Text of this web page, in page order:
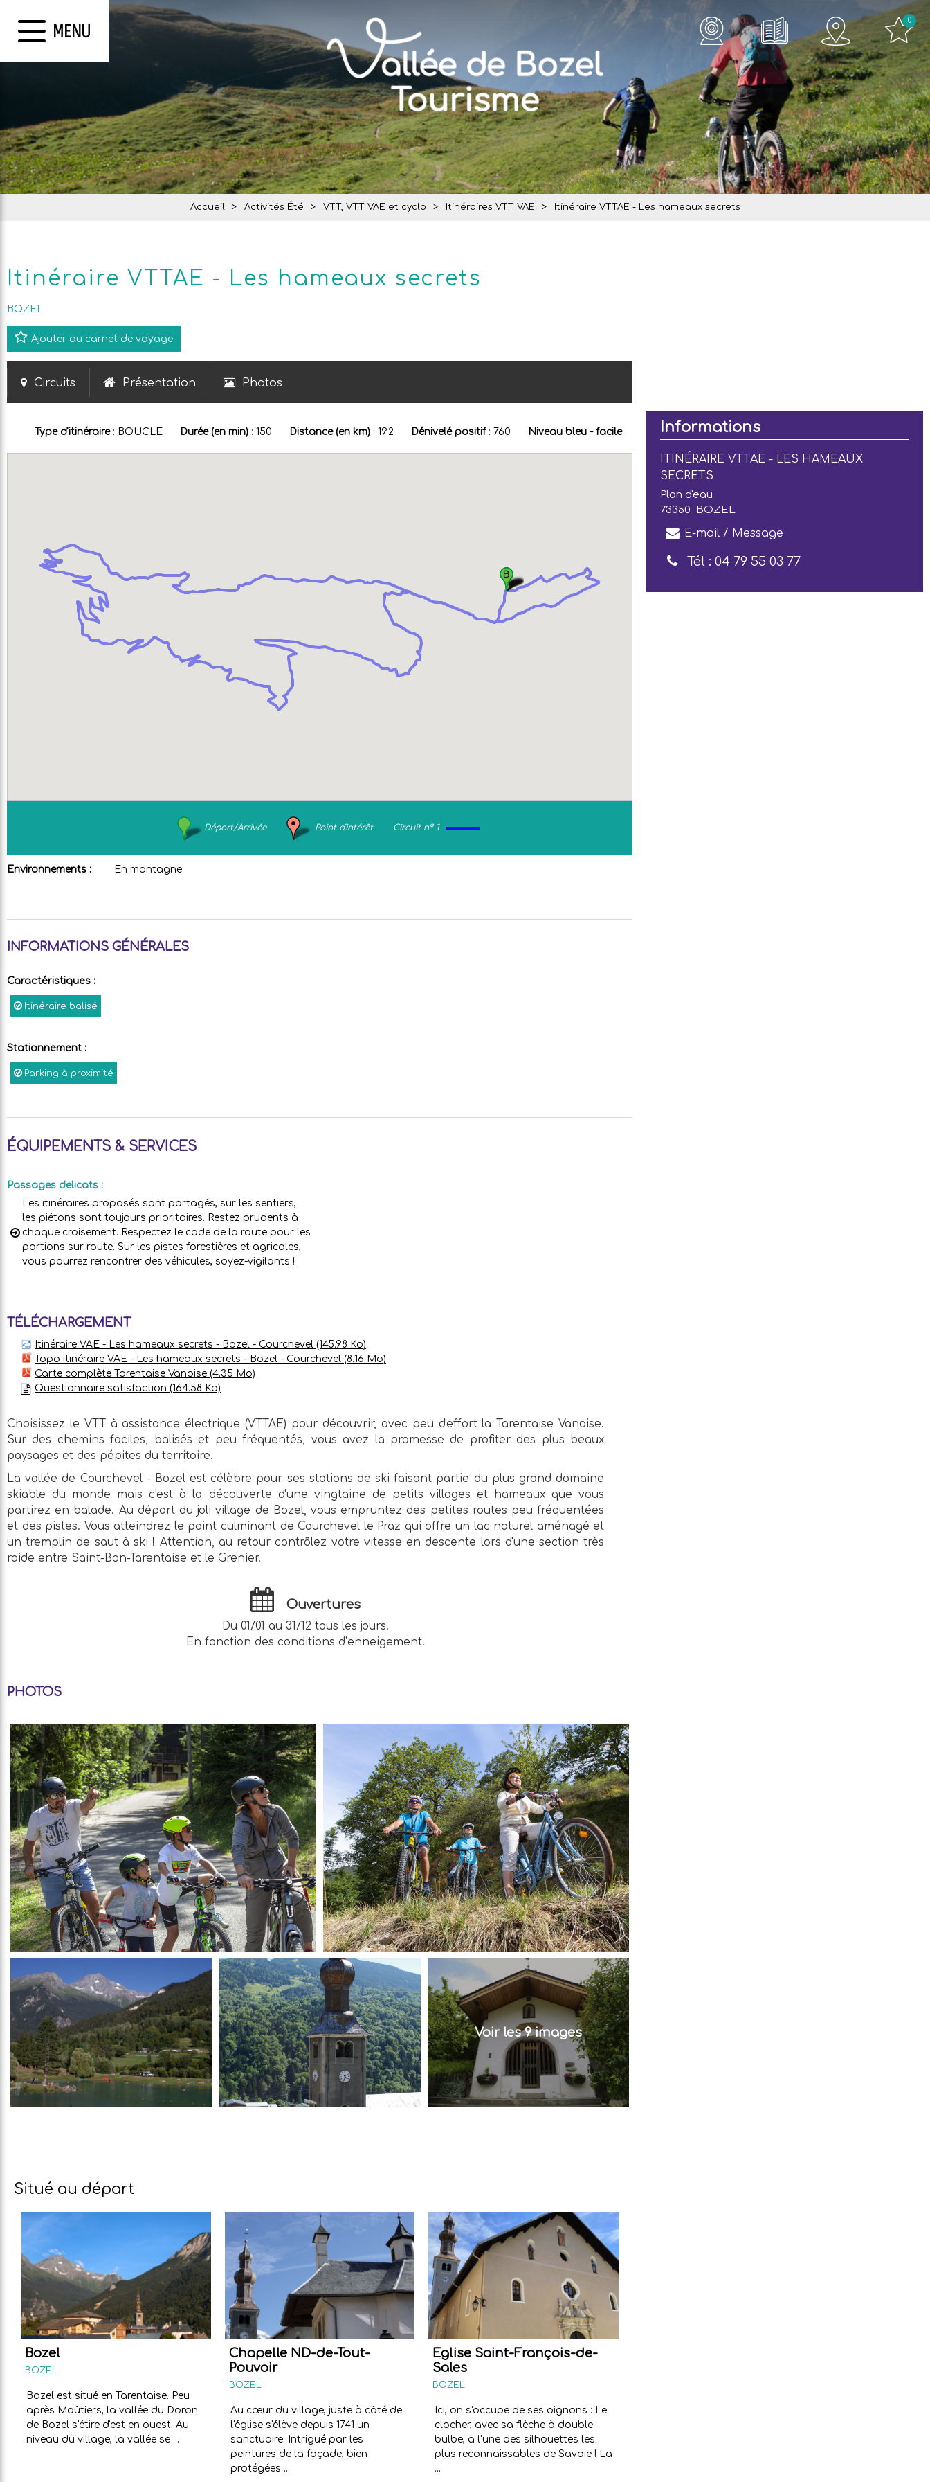
MENU 0
Accueil > Activités Été > VTT, VTT VAE et cyclo > Itinéraires VTT VAE > Itinéraire VTTAE - Les hameaux secrets
Itinéraire VTTAE - Les hameaux secrets
BOZEL
Ajouter au carnet de voyage
Circuits Présentation Photos
Type d'itinéraire : BOUCLE Durée (en min) : 150 Distance (en km) : 19.2 Dénivelé positif : 760 Niveau bleu - facile
Départ/Arrivée Point d'intérêt Circuit n° 1
Environnements : En montagne
INFORMATIONS GÉNÉRALES
Caractéristiques :
Itinéraire balisé
Stationnement :
Parking à proximité
ÉQUIPEMENTS & SERVICES
Passages delicats :
Les itinéraires proposés sont partagés, sur les sentiers,
les piétons sont toujours prioritaires. Restez prudents à
chaque croisement. Respectez le code de la route pour les
portions sur route. Sur les pistes forestières et agricoles,
vous pourrez rencontrer des véhicules, soyez-vigilants !
TÉLÉCHARGEMENT
Itinéraire VAE - Les hameaux secrets - Bozel - Courchevel (145.98 Ko)
Topo itinéraire VAE - Les hameaux secrets - Bozel - Courchevel (8.16 Mo)
Carte complète Tarentaise Vanoise (4.35 Mo)
Questionnaire satisfaction (164.58 Ko)
Informations
ITINÉRAIRE VTTAE - LES HAMEAUX
SECRETS
Plan d'eau
73350
BOZEL
E-mail / Message
Tél : 04 79 55 03 77
Choisissez le VTT à assistance électrique (VTTAE) pour découvrir, avec peu d'effort la Tarentaise Vanoise.
Sur des chemins faciles, balisés et peu fréquentés, vous avez la promesse de profiter des plus beaux
paysages et des pépites du territoire.
La vallée de Courchevel - Bozel est célèbre pour ses stations de ski faisant partie du plus grand domaine
skiable du monde mais c'est à la découverte d'une vingtaine de petits villages et hameaux que vous
partirez en balade. Au départ du joli village de Bozel, vous empruntez des petites routes peu fréquentées
et des pistes. Vous atteindrez le point culminant de Courchevel le Praz qui offre un lac naturel aménagé et
un tremplin de saut à ski ! Attention, au retour contrôlez votre vitesse en descente lors d'une section très
raide entre Saint-Bon-Tarentaise et le Grenier.
Ouvertures
Du 01/01 au 31/12 tous les jours.
En fonction des conditions d’enneigement.
PHOTOS
Voir les 9 images
Situé au départ
Bozel
BOZEL
Bozel est situé en Tarentaise. Peu
après Moûtiers, la vallée du Doron
de Bozel s'étire d'est en ouest. Au
niveau du village, la vallée se ...
Chapelle ND-de-Tout-
Pouvoir
BOZEL
Au cœur du village, juste à côté de
l'église s'élève depuis 1741 un
sanctuaire. Intrigué par les
peintures de la façade, bien
protégées ...
Eglise Saint-François-de-
Sales
BOZEL
Ici, on s'occupe de ses oignons : Le
clocher, avec sa flèche à double
bulbe, a l'une des silhouettes les
plus reconnaissables de Savoie ! La
...